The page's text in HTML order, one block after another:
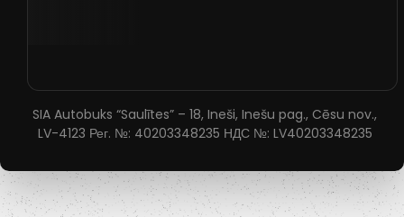
SIA Autobuks “Saulītes” – 18, Ineši, Inešu pag., Cēsu nov.,
LV-4123 Рег. №: 40203348235 НДС №: LV40203348235